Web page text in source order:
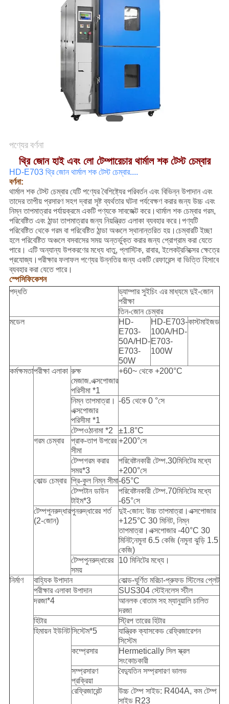
নীতি
পণ্যের বর্ণনা
থ্রি জোন হাই এবং লো টেম্পারেচার থার্মাল শক টেস্ট চেম্বার
HD-E703 থ্রি জোন থার্মাল শক টেস্ট চেম্বার....
বর্ণনা:
থার্মাল শক টেস্ট চেম্বার যেটি পণ্যের বৈশিষ্ট্যের পরিবর্তন এবং বিভিন্ন উপাদান এবং
তাদের তাপীয় প্রসারণ সহগ দ্বারা সৃষ্ট ব্যর্থতার ঘটনা পর্যবেক্ষণ করার জন্য উচ্চ এবং
নিম্ন তাপমাত্রার পর্যায়ক্রমে একটি পণ্যকে সাবজেক্ট করে।থার্মাল শক চেম্বার গরম,
পরিবেষ্টিত এবং ঠান্ডা তাপমাত্রার জন্য নিয়ন্ত্রিত এলাকা ব্যবহার করে।পণ্যটি
পরিবেষ্টিত থেকে গরম বা পরিবেষ্টিত ঠান্ডা অঞ্চলে স্থানান্তরিত হয়।চেম্বারটি ইচ্ছা
হলে পরিবেষ্টিত অঞ্চলে বসবাসের সময় অন্তর্ভুক্ত করার জন্য প্রোগ্রাম করা যেতে
পারে। এটি অন্যান্য উপকরণের মধ্যে ধাতু, প্লাস্টিক, রাবার, ইলেকট্রনিক্সের ক্ষেত্রে
প্রযোজ্য।পরীক্ষার ফলাফল পণ্যের উন্নতির জন্য একটি রেফারেন্স বা ভিত্তি হিসাবে
ব্যবহার করা যেতে পারে।
স্পেসিফিকেশন
পদ্ধতি
ড্যাম্পার সুইচিং এর মাধ্যমে দুই-জোন
পরীক্ষা
তিন-জোন চেম্বার
মডেল
HD-
E703-
50A/HD-
E703-
50W
HD-E703-
100A/HD-
E703-
100W
কাস্টমাইজড
কর্মক্ষমতাপরীক্ষা এলাকা রুক্ষ
মেজাজ.এক্সপোজার
পরিসীমা *1
+60~ থেকে +200°C
নিম্ন তাপমাত্রা।
এক্সপোজার
পরিসীমা *1
-65 থেকে 0 °সে
টেম্পওঠানামা *2
±1.8°C
গরম চেম্বার
প্রাক-তাপ উপরের
সীমা
+200°সে
টেম্পগরম করার
সময়*3
পরিবেষ্টনকারী টেম্প.30মিনিটের মধ্যে
+200°সে
কোল্ড চেম্বার প্রি-কুল নিম্ন সীমা-65°C
টেম্পটান ডাউন
টাইম*3
পরিবেষ্টনকারী টেম্প.70মিনিটের মধ্যে
-65°সে
টেম্পপুনরুদ্ধার
(2-জোন)
পুনরুদ্ধারের শর্ত
দুই-জোন: উচ্চ তাপমাত্রা।এক্সপোজার
+125°C 30 মিনিট, নিম্ন
তাপমাত্রা।এক্সপোজার -40°C 30
মিনিট;নমুনা 6.5 কেজি (নমুনা ঝুড়ি 1.5
কেজি)
টেম্পপুনরুদ্ধারের
সময়
10 মিনিটের মধ্যে।
নির্মাণ বাহ্যিক উপাদান
কোল্ড-ঘূর্ণিত মরিচা-প্রুফড স্টিলের প্লেট
পরীক্ষার এলাকা উপাদান
SUS304 স্টেইনলেস স্টীল
দরজা*4
আনলক বোতাম সহ ম্যানুয়ালি চালিত
দরজা
হিটার
স্ট্রিপ তারের হিটার
হিমায়ন ইউনিটসিস্টেম*5
যান্ত্রিক ক্যাসকেড রেফ্রিজারেশন
সিস্টেম
কম্প্রেসার
Hermetically সিল স্ক্রল
সংকোচকারী
সম্প্রসারণ
প্রক্রিয়া
বৈদ্যুতিন সম্প্রসারণ ভালভ
রেফ্রিজারেন্ট
উচ্চ টেম্প সাইড: R404A, কম টেম্প
সাইড R23